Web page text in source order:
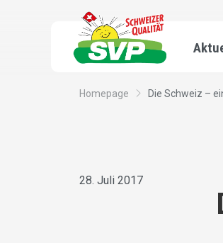
Homepage Die Schweiz –
28. Juli 2017